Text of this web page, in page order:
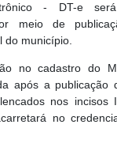
- DT-e
meio de
do município.
no cadastro do
após a publicação
nos
no